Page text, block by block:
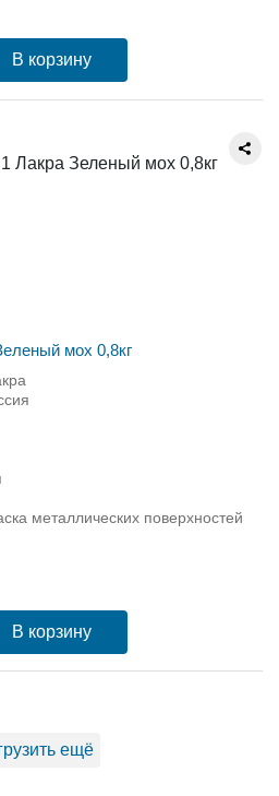
В корзину
мох 0,8кг
металлических поверхностей
В корзину
ещё